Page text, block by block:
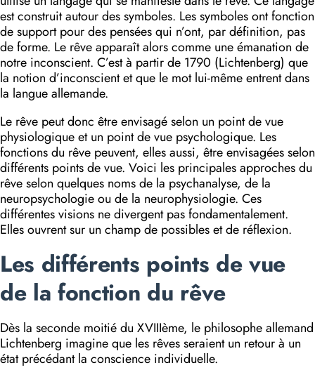
est construit autour des symboles. Les symboles ont fonction
de support pour des pensées qui n’ont, par défini­tion, pas
de forme. Le rêve apparaît alors comme une émanation de
notre inconscient. C’est à partir de 1790 (Lichtenberg) que
la notion d’inconscient et que le mot lui-même entrent dans
la langue allemande.
Le rêve peut donc être envisagé selon un point de vue
physiologique et un point de vue psychologique. Les
fonctions du rêve peuvent, elles aussi, être envisagées selon
différents points de vue. Voici les principales approches du
rêve selon quelques noms de la psychanalyse, de la
neuropsychologie ou de la neurophysiologie. Ces
différentes visions ne divergent pas fondamentalement.
Elles ouvrent sur un champ de possibles et de réflexion.
Les différents points de vue
de la fonction du rêve
Dès la seconde moitié du XVIIIème, le philosophe allemand
Lichtenberg imagine que les rêves seraient un retour à un
état précédant la conscience individuelle.